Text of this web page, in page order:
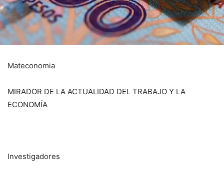
Mateconomia
MIRADOR DE LA ACTUALIDAD DEL TRABAJO Y LA
ECONOMÍA
Investigadores